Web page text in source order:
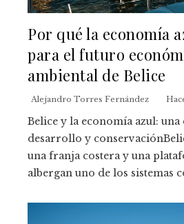
Por qué la economía
para el futuro
ambiental de Belice
Alejandro Torres Fernández
Belice y la economía azul:
desarrollo y
una franja costera y una
albergan uno de los sistemas